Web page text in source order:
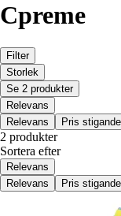
Cpreme
Filter
Storlek
Se 2 produkter
Relevans
Relevans
Pris stigande
2 produkter
Sortera efter
Relevans
Relevans
Pris stigande